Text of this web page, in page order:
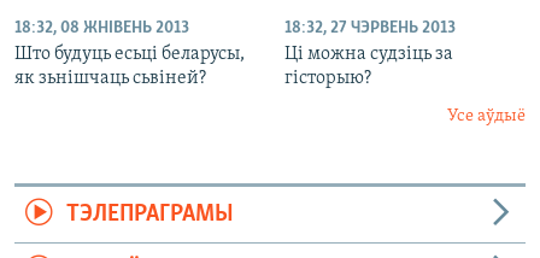
18:32, 08 ЖНІВЕНЬ 2013
Што будуць есьці беларусы,
як зьнішчаць сьвіней?
18:32, 27 ЧЭРВЕНЬ 2013
Ці можна судзіць за
гісторыю?
Усе аўдыё
ТЭЛЕПРАГРАМЫ